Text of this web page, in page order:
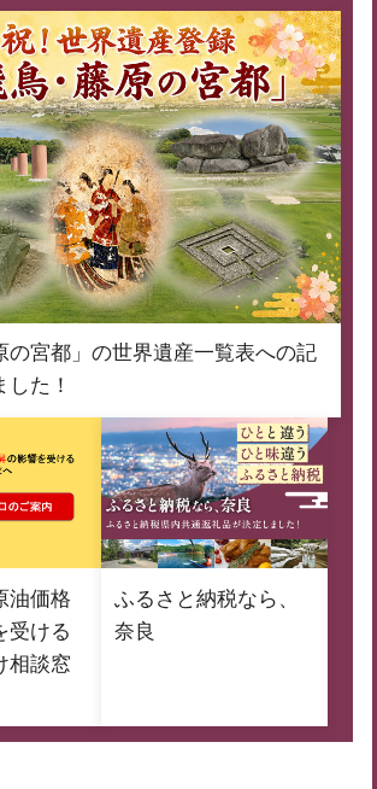
の宮都」の世界遺産一覧表への記
た！
油価格
受ける
相談窓
ふるさと納税なら、
奈良